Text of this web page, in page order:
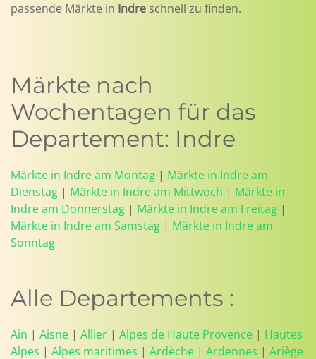
passende Märkte in Indre schnell zu finden.
Märkte nach
Wochentagen für das
Departement: Indre
Märkte in Indre am Montag | Märkte in Indre am
Dienstag | Märkte in Indre am Mittwoch | Märkte in
Indre am Donnerstag | Märkte in Indre am Freitag |
Märkte in Indre am Samstag | Märkte in Indre am
Sonntag
Alle Departements :
Ain | Aisne | Allier | Alpes de Haute Provence | Hautes
Alpes | Alpes maritimes | Ardèche | Ardennes | Ariège